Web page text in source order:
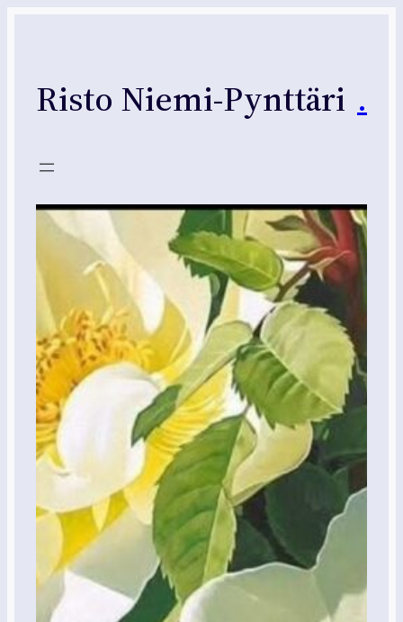
Risto Niemi-Pynttäri .